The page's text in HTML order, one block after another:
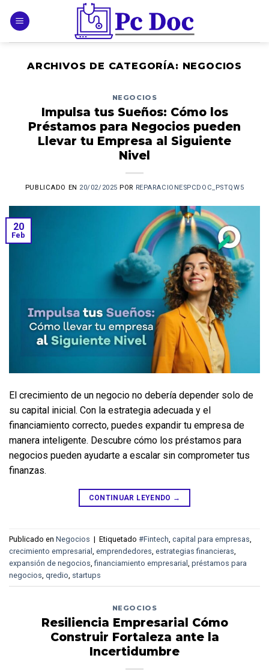
ARCHIVOS DE CATEGORÍA: NEGOCIOS
NEGOCIOS
Impulsa tus Sueños: Cómo los
Préstamos para Negocios pueden
Llevar tu Empresa al Siguiente
Nivel
PUBLICADO EN 20/02/2025 POR REPARACIONESPCDOC_PSTQW5
20
Feb
El crecimiento de un negocio no debería depender solo de
su capital inicial. Con la estrategia adecuada y el
financiamiento correcto, puedes expandir tu empresa de
manera inteligente. Descubre cómo los préstamos para
negocios pueden ayudarte a escalar sin comprometer tus
finanzas.
CONTINUAR LEYENDO →
Publicado en Negocios | Etiquetado #Fintech capital para empresas
crecimiento empresarial emprendedores estrategias financieras
expansión de negocios ,financiamiento empresarial préstamos para
negocios qredio startups
NEGOCIOS
Resiliencia Empresarial Cómo
Construir Fortaleza ante la
Incertidumbre